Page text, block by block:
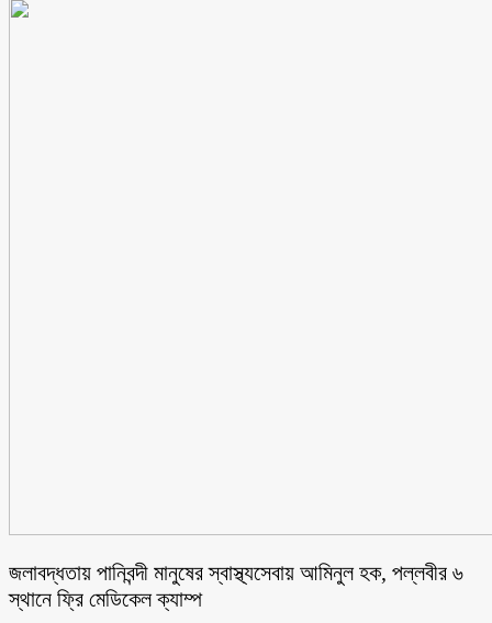
জলাবদ্ধতায় পানিবন্দী মানুষের স্বাস্থ্যসেবায় আমিনুল হক, পল্লবীর ৬
স্থানে ফ্রি মেডিকেল ক্যাম্প